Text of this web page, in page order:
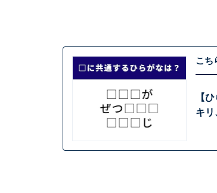
こち
【
キリ